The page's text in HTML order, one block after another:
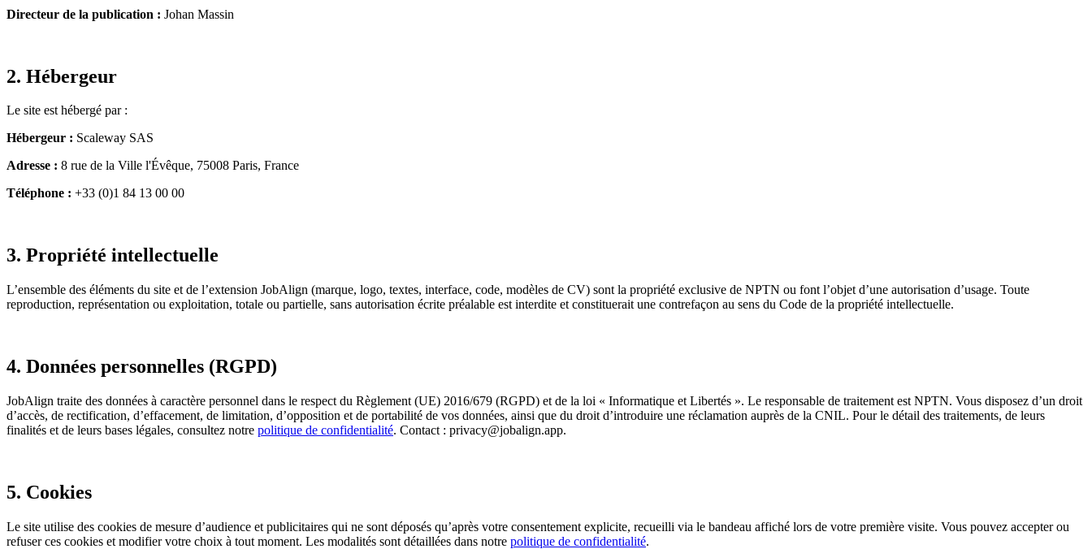
Directeur de la publication : Johan Massin
2. Hébergeur
Le site est hébergé par :
Hébergeur : Scaleway SAS
Adresse : 8 rue de la Ville l'Évêque, 75008 Paris, France
Téléphone : +33 (0)1 84 13 00 00
3. Propriété intellectuelle
L’ensemble des éléments du site et de l’extension JobAlign (marque, logo, textes, interface, code, modèles de CV) sont la propriété exclusive de NPTN ou font l’objet d’une autorisation d’usage. Toute
reproduction, représentation ou exploitation, totale ou partielle, sans autorisation écrite préalable est interdite et constituerait une contrefaçon au sens du Code de la propriété intellectuelle.
4. Données personnelles (RGPD)
JobAlign traite des données à caractère personnel dans le respect du Règlement (UE) 2016/679 (RGPD) et de la loi « Informatique et Libertés ». Le responsable de traitement est NPTN. Vous disposez d’un droit
d’accès, de rectification, d’effacement, de limitation, d’opposition et de portabilité de vos données, ainsi que du droit d’introduire une réclamation auprès de la CNIL. Pour le détail des traitements, de leurs
finalités et de leurs bases légales, consultez notre politique de confidentialité. Contact : privacy@jobalign.app.
5. Cookies
Le site utilise des cookies de mesure d’audience et publicitaires qui ne sont déposés qu’après votre consentement explicite, recueilli via le bandeau affiché lors de votre première visite. Vous pouvez accepter ou
refuser ces cookies et modifier votre choix à tout moment. Les modalités sont détaillées dans notre politique de confidentialité.